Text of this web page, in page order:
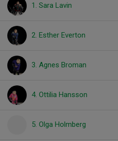
1. Sara Lavin
2. Esther Everton
3. Agnes Broman
4. Ottilia Hansson
5. Olga Holmberg